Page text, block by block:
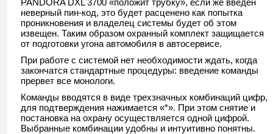
PANDORA DXL 3700 «положит трубку», если же введен
неверный пин-код, это будет расценено как попытка
проникновения и владелец системы будет об этом
извещен. Таким образом охранный комплект защищается
от подготовки угона автомобиля в автосервисе.
При работе с системой нет необходимости ждать, когда
закончатся стандартные процедуры: введение команды
прервет все монологи.
Команды вводятся в виде трехзначных комбинаций цифр,
для подтверждения нажимается «*». При этом снятие и
постановка на охрану осуществляется одной цифрой.
Выбранные комбинации удобны и интуитивно понятны.